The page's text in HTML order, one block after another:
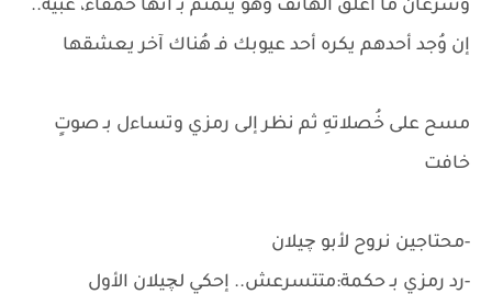
وسُرعان ما أغلق الهاتف وهو يُتمتم بـ أنها حمقاء، غبية..
إن وُجد أحدهم يكره أحد عيوبك فـ هُناك آخر يعشقها
مسح على خُصلاتهِ ثم نظر إلى رمزي وتساءل بـ صوتٍ
خافت
-محتاجين نروح لأبو چيلان
-رد رمزي بـ حكمة:متتسرعش.. إحكي لچيلان الأول